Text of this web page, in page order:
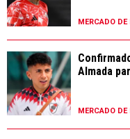
MERCADO
Almada
MERCADO